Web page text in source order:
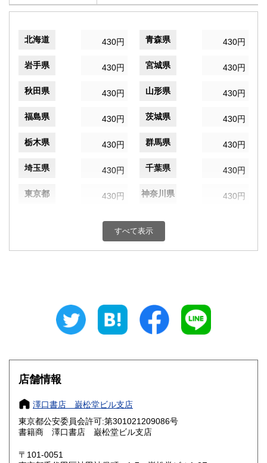
北海道 430円 青森県 430円
岩手県 430円 宮城県 430円
秋田県 430円 山形県 430円
福島県 430円 茨城県 430円
栃木県 430円 群馬県 430円
埼玉県 430円 千葉県 430円
東京都 430円 神奈川県 430円
430円 富山県
430円 三重県
大阪府
奈良県 430円
鳥取県 430円 島根県
岡山県
すべて表示
店舗情報
澤口書店 巌松堂ビル支店
東京都公安委員会許可:第301021209086号
書籍商 澤口書店 巌松堂ビル支店
〒101-0051